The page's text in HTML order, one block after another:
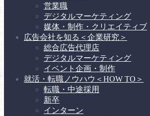
営業職
デジタルマーケティング
媒体・制作・クリエイティブ
広告会社を知る ＜企業研究＞
総合広告代理店
デジタルマーケティング
イベント企画・制作
就活・転職ノウハウ ＜HOW TO＞
転職・中途採用
新卒
インターン